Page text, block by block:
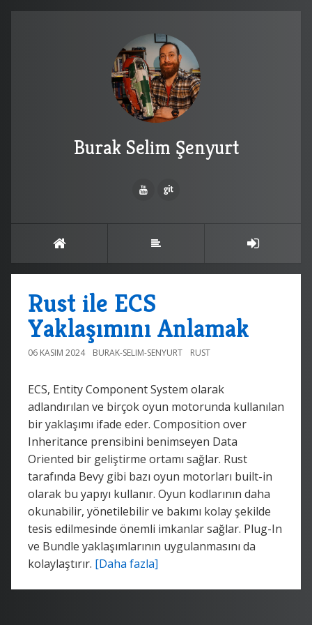
Burak Selim Şenyurt
Rust ile ECS
Yaklaşımını Anlamak
06 KASIM 2024 BURAK-SELIM-SENYURT RUST
ECS, Entity Component System olarak
adlandırılan ve birçok oyun motorunda kullanılan
bir yaklaşımı ifade eder. Composition over
Inheritance prensibini benimseyen Data
Oriented bir geliştirme ortamı sağlar. Rust
tarafında Bevy gibi bazı oyun motorları built-in
olarak bu yapıyı kullanır. Oyun kodlarının daha
okunabilir, yönetilebilir ve bakımı kolay şekilde
tesis edilmesinde önemli imkanlar sağlar. Plug-In
ve Bundle yaklaşımlarının uygulanmasını da
kolaylaştırır. [Daha fazla]